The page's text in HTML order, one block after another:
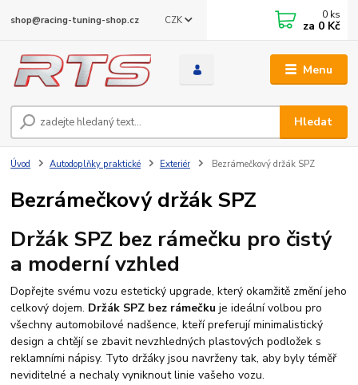
Menu
CZK
Hledat
shop@racing-tuning-shop.cz 0 ks
za 0 Kč
Úvod Autodoplňky praktické Exteriér Bezrámečkový držák SPZ
Bezrámečkový držák SPZ
Držák SPZ bez rámečku pro čistý
a moderní vzhled
Dopřejte svému vozu estetický upgrade, který okamžitě změní jeho
celkový dojem. Držák SPZ bez rámečku je ideální volbou pro
všechny automobilové nadšence, kteří preferují minimalistický
design a chtějí se zbavit nevzhledných plastových podložek s
reklamními nápisy. Tyto držáky jsou navrženy tak, aby byly téměř
neviditelné a nechaly vyniknout linie vašeho vozu.